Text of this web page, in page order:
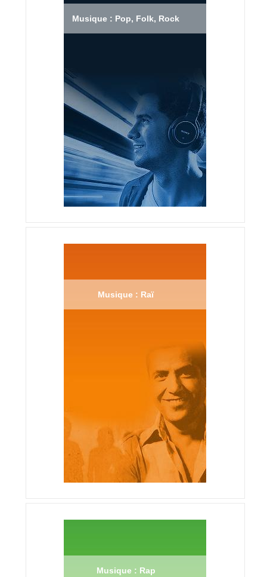
Musique : Pop, Folk, Rock
Musique : Raï
Musique : Rap